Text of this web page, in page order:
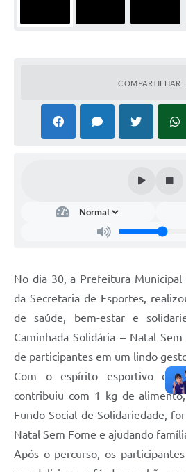
COMPARTILHAR
No dia 30, a Prefeitura Municipal
da Secretaria de Esportes,
de saúde, bem-estar e
Caminhada Solidária – Natal
de participantes em um lindo
Com o espírito esportivo e
contribuiu com 1 kg de
Fundo Social de Solidariedade,
Natal Sem Fome e ajudando
Após o percurso, os